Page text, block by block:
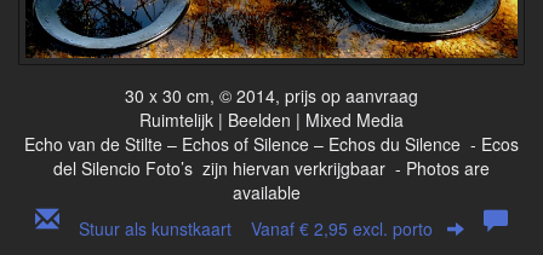
30 x 30 cm, © 2014, prijs op aanvraag
Ruimtelijk | Beelden | Mixed Media
Echo van de Stilte – Echos of Silence – Echos du Silence - Ecos
del Silencio Foto’s zijn hiervan verkrijgbaar - Photos are
available
Stuur als kunstkaart Vanaf € 2,95 excl. porto